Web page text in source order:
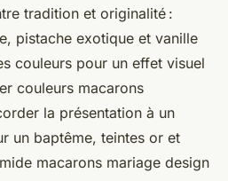
tradition et originalité :
pistache exotique et vanille
couleurs pour un effet visuel
couleurs macarons
la présentation à un
un baptême, teintes or et
macarons mariage design